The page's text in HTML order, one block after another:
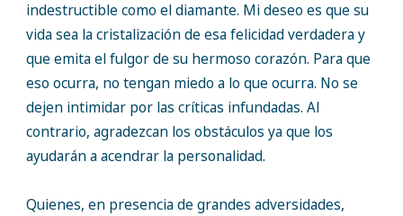
indestructible como el diamante. Mi deseo es que su
vida sea la cristalización de esa felicidad verdadera y
que emita el fulgor de su hermoso corazón. Para que
eso ocurra, no tengan miedo a lo que ocurra. No se
dejen intimidar por las críticas infundadas. Al
contrario, agradezcan los obstáculos ya que los
ayudarán a acendrar la personalidad.
Quienes, en presencia de grandes adversidades,